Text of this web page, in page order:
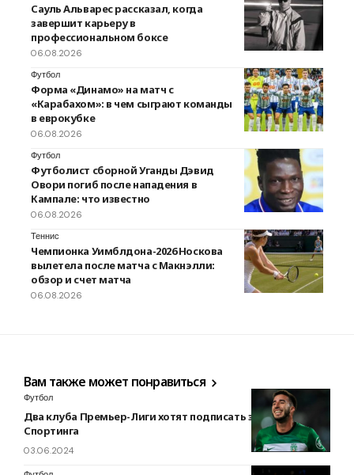
Сауль Альварес рассказал, когда
завершит карьеру в
профессиональном боксе
06.08.2026
Футбол
Форма «Динамо» на матч с
«Карабахом»: в чем сыграют команды
в еврокубке
06.08.2026
Футбол
Футболист сборной Уганды Дэвид
Овори погиб после нападения в
Кампале: что известно
06.08.2026
Теннис
Чемпионка Уимблдона-2026 Носкова
вылетела после матча с Макнэлли:
обзор и счет матча
06.08.2026
Вам также может понравиться
Футбол
Два клуба Премьер-Лиги хотят подписать защитника
Спортинга
03.06.2024